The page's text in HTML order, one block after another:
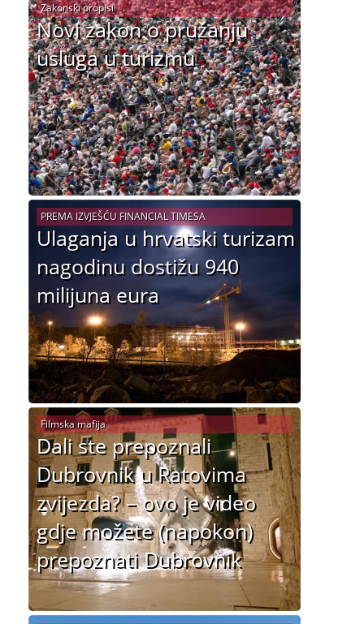
Novi zakon o pružanju
usluga u turizmu
Zakonski propisi
Ulaganja u hrvatski turizam
nagodinu dostižu 940
milijuna eura
PREMA IZVJEŠĆU FINANCIAL TIMESA
Dali ste prepoznali
Dubrovnik u Ratovima
zvijezda? – ovo je video
gdje možete (napokon)
prepoznati Dubrovnik
Filmska mafija